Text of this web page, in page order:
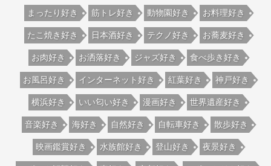
まったり好き 筋トレ好き 動物園好き お料理好き
たこ焼き好き 日本酒好き テクノ好き お蕎麦好き
お肉好き お洒落好き ジャズ好き 食べ歩き好き
お風呂好き インターネット好き 紅葉好き 神戸好き
横浜好き いい匂い好き 漫画好き 世界遺産好き
音楽好き 海好き 自然好き 自転車好き 散歩好き
映画鑑賞好き 水族館好き 登山好き 夜景好き